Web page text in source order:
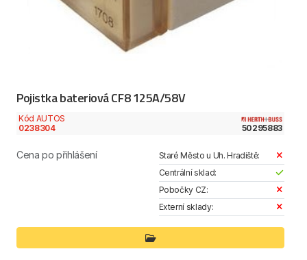
Pojistka bateriová CF8 125A/58V
Kód AUTOS
0238304
50295883
Cena po přihlášení
Staré Město u Uh. Hradiště:
Centrální sklad:
Pobočky CZ:
Externí sklady: